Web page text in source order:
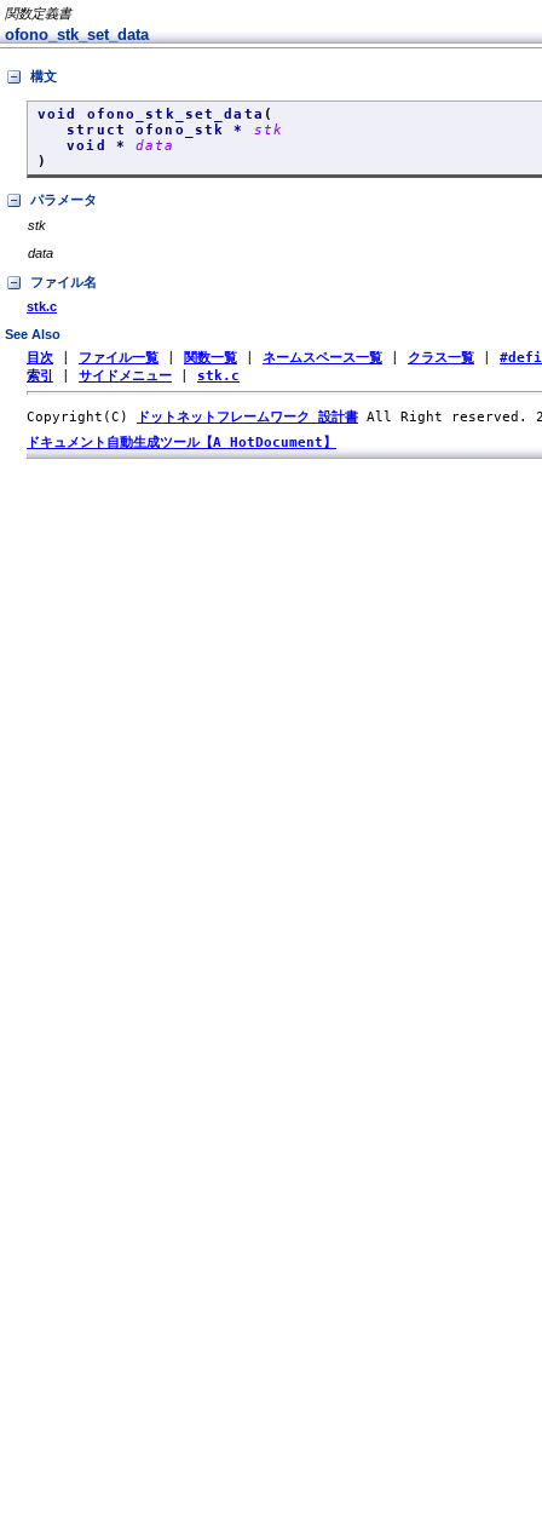
関数定義書
ofono_stk_set_data
構文
void ofono_stk_set_data (
struct ofono_stk * stk
void *data
)
パラメータ
stk
data
ファイル名
stk.c
See Also
目次 ファイル一覧 関数一覧 ネームスペース一覧 クラス一覧
索引
サイドメニュー stk.c
Copyright(C) ドットネットフレームワーク 設計書 All Right reserved.
ドキュメント自動生成ツール【A HotDocument】